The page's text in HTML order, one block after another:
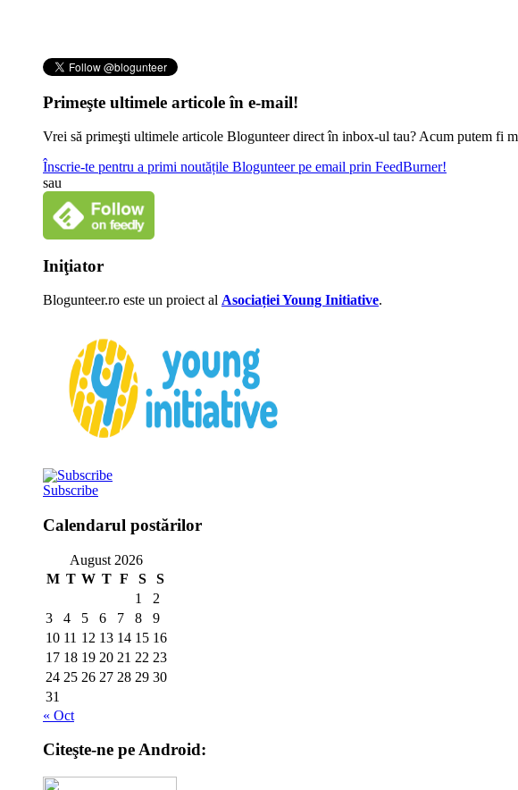
Primeşte ultimele articole în e-mail!
Vrei să primeşti ultimele articole Blogunteer direct în inbox-ul tau? Acum putem fi
Înscrie-te pentru a primi noutățile Blogunteer pe email prin FeedBurner!
sau
Iniţiator
Blogunteer.ro este un proiect al Asociației Young Initiative.
Subscribe
Calendarul postărilor
August 2026
M T W T F S
S
1
2
3
4 5 6 7 8
9
10 11 12 13 14 15 16
17 18 19 20 21 22 23
24 25 26 27 28 29 30
31
« Oct
Citeşte-ne pe Android: